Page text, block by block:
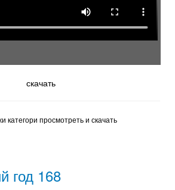
скачать
категори просмотреть и скачать
год 168